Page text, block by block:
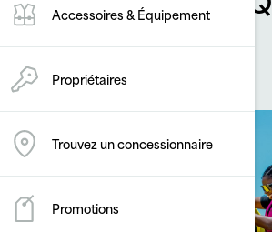
Accessoires & Équipement
Propriétaires
Trouvez un concessionnaire
Promotions